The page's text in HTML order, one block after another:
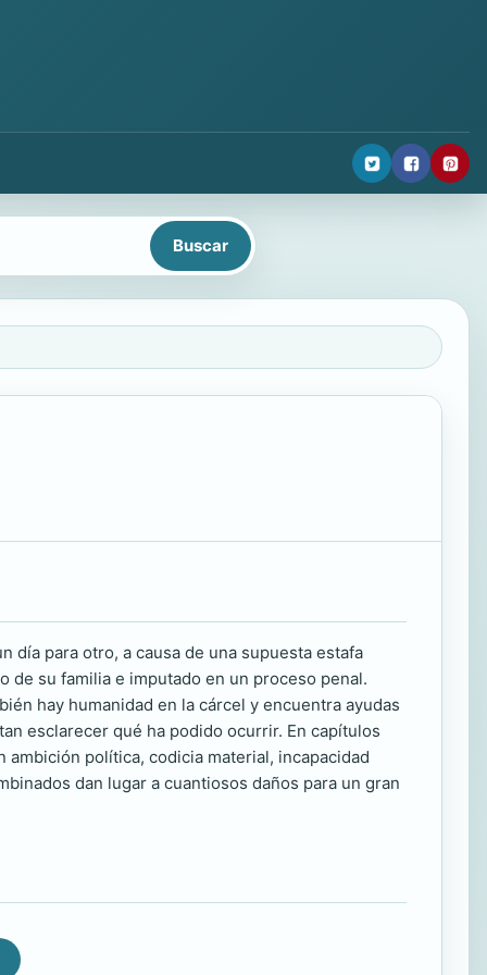
día para otro, a causa de una supuesta estafa
su familia e imputado en un proceso penal.
hay humanidad en la cárcel y encuentra ayudas
esclarecer qué ha podido ocurrir. En capítulos
política, codicia material, incapacidad
dan lugar a cuantiosos daños para un gran